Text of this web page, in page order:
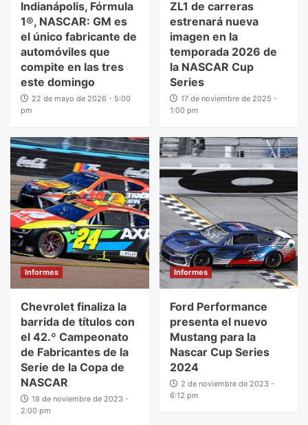
Indianápolis, Fórmula
1®, NASCAR: GM es
el único fabricante de
automóviles que
compite en las tres
este domingo
22 de mayo de 2026 - 5:00
pm
ZL1 de carreras
estrenará nueva
imagen en la
temporada 2026 de
la NASCAR Cup
Series
17 de noviembre de 2025 -
1:00 pm
Informes
Chevrolet finaliza la
barrida de títulos con
el 42.º Campeonato
de Fabricantes de la
Serie de la Copa de
NASCAR
18 de noviembre de 2023 -
2:00 pm
Informes
Ford Performance
presenta el nuevo
Mustang para la
Nascar Cup Series
2024
2 de noviembre de 2023 -
6:12 pm